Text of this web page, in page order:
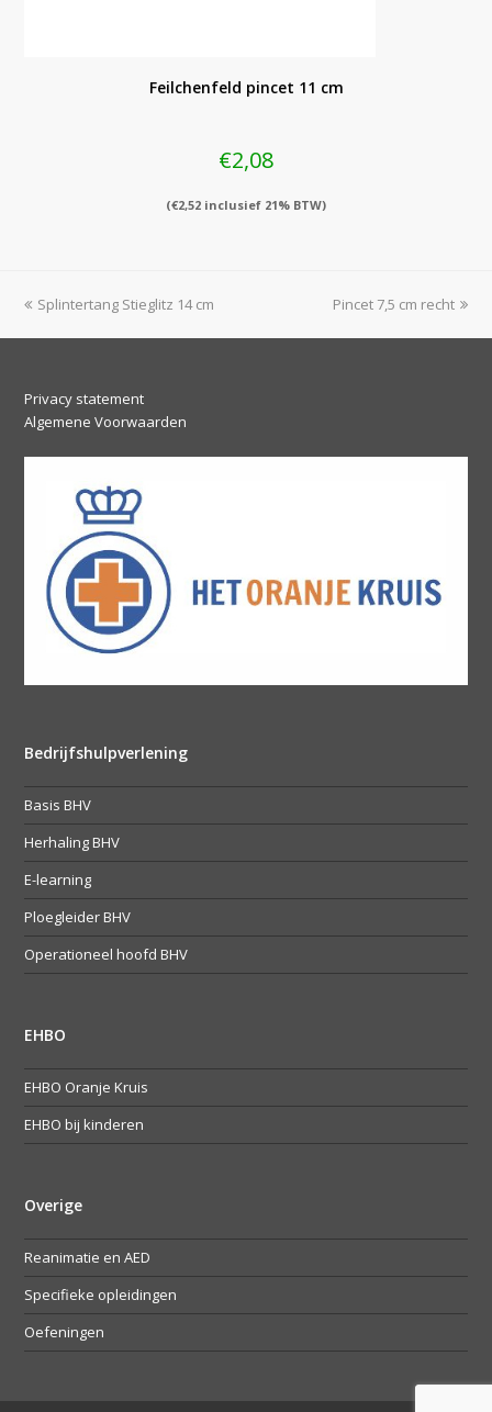
Feilchenfeld pincet 11 cm
€2,08
(€2,52 inclusief 21% BTW)
previous
Splintertang Stieglitz 14 cm
next
Pincet 7,5 cm recht
Privacy statement
Algemene Voorwaarden
Bedrijfshulpverlening
Basis BHV
Herhaling BHV
E-learning
Ploegleider BHV
Operationeel hoofd BHV
EHBO
EHBO Oranje Kruis
EHBO bij kinderen
Overige
Reanimatie en AED
Specifieke opleidingen
Oefeningen